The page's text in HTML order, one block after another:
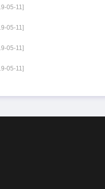
05-11]
05-11]
05-11]
05-11]